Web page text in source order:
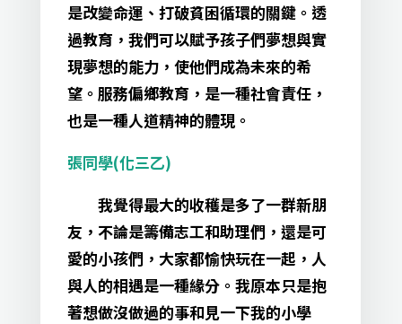
是改變命運、打破貧困循環的關鍵。透
過教育，我們可以賦予孩子們夢想與實
現夢想的能力，使他們成為未來的希
望。服務偏鄉教育，是一種社會責任，
也是一種人道精神的體現。
張同學(化三乙)
我覺得最大的收穫是多了一群新朋
友，不論是籌備志工和助理們，還是可
愛的小孩們，大家都愉快玩在一起，人
與人的相遇是一種緣分。我原本只是抱
著想做沒做過的事和見一下我的小學